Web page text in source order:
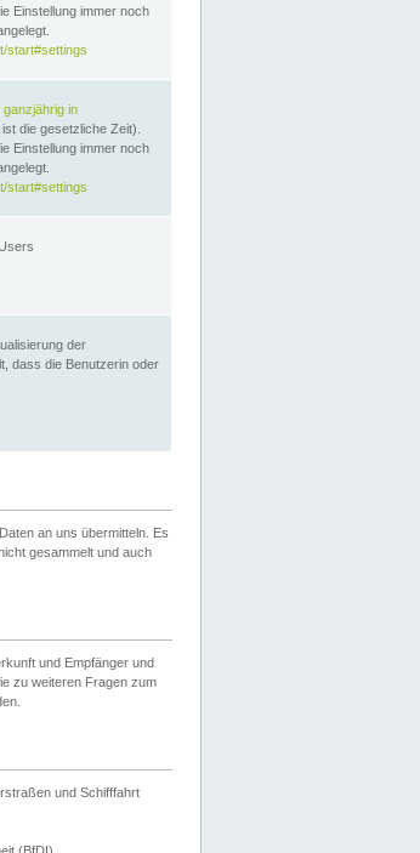
Einstellung immer noch
start#settings
in
die gesetzliche Zeit).
Einstellung immer noch
start#settings
der
dass die Benutzerin oder
an uns übermitteln. Es
gesammelt und auch
und Empfänger und
zu weiteren Fragen zum
und Schifffahrt